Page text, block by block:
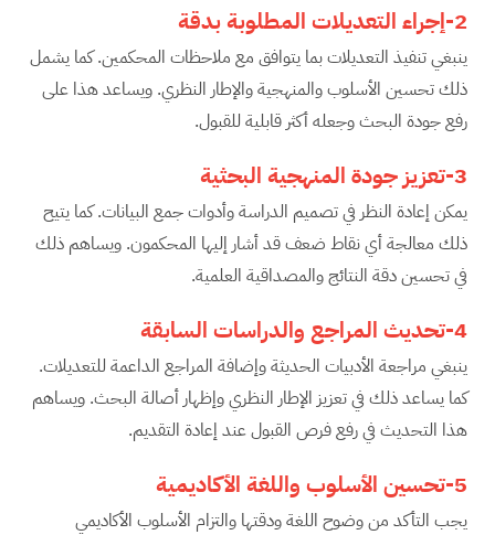
2-إجراء التعديلات المطلوبة بدقة
ينبغي تنفيذ التعديلات بما يتوافق مع ملاحظات المحكمين. كما يشمل
ذلك تحسين الأسلوب والمنهجية والإطار النظري. ويساعد هذا على
رفع جودة البحث وجعله أكثر قابلية للقبول.
3-تعزيز جودة المنهجية البحثية
يمكن إعادة النظر في تصميم الدراسة وأدوات جمع البيانات. كما يتيح
ذلك معالجة أي نقاط ضعف قد أشار إليها المحكمون. ويساهم ذلك
في تحسين دقة النتائج والمصداقية العلمية.
4-تحديث المراجع والدراسات السابقة
ينبغي مراجعة الأدبيات الحديثة وإضافة المراجع الداعمة للتعديلات.
كما يساعد ذلك في تعزيز الإطار النظري وإظهار أصالة البحث. ويساهم
هذا التحديث في رفع فرص القبول عند إعادة التقديم.
5-تحسين الأسلوب واللغة الأكاديمية
يجب التأكد من وضوح اللغة ودقتها والتزام الأسلوب الأكاديمي